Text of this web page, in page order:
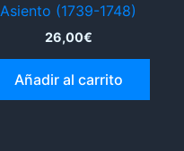
Asiento (1739-1748)
26,00€
Añadir al carrito